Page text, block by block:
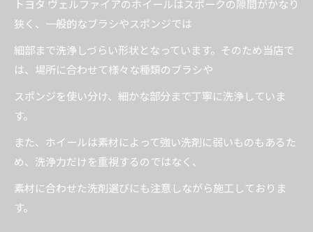
トヨタ ヴェルファイアのホイールはスポークの隙間がかなり
狭く、一般的なブラシやスポンジでは
細部まで洗浄しづらい形状となっています。そのため当店で
は、場所に合わせて様々な種類のブラシや
スポンジを使い分け、細かな部分まで丁寧に洗浄していま
す。
また、ホイールは素材によって強い洗剤に弱いものもあるた
め、洗浄力だけを重視するのではなく、
素材に合わせた洗剤選びにも注意しながら施工しておりま
す。